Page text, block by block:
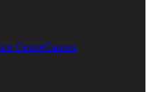
CentreCannes